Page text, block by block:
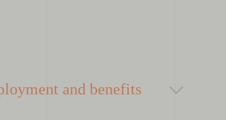
and benefits